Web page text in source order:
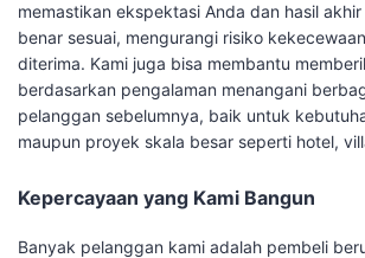
memastikan ekspektasi Anda dan hasil
benar sesuai, mengurangi risiko
diterima. Kami juga bisa membantu
berdasarkan pengalaman menangani
pelanggan sebelumnya, baik untuk
maupun proyek skala besar seperti hotel,
Kepercayaan yang Kami Bangun
Banyak pelanggan kami adalah pembeli